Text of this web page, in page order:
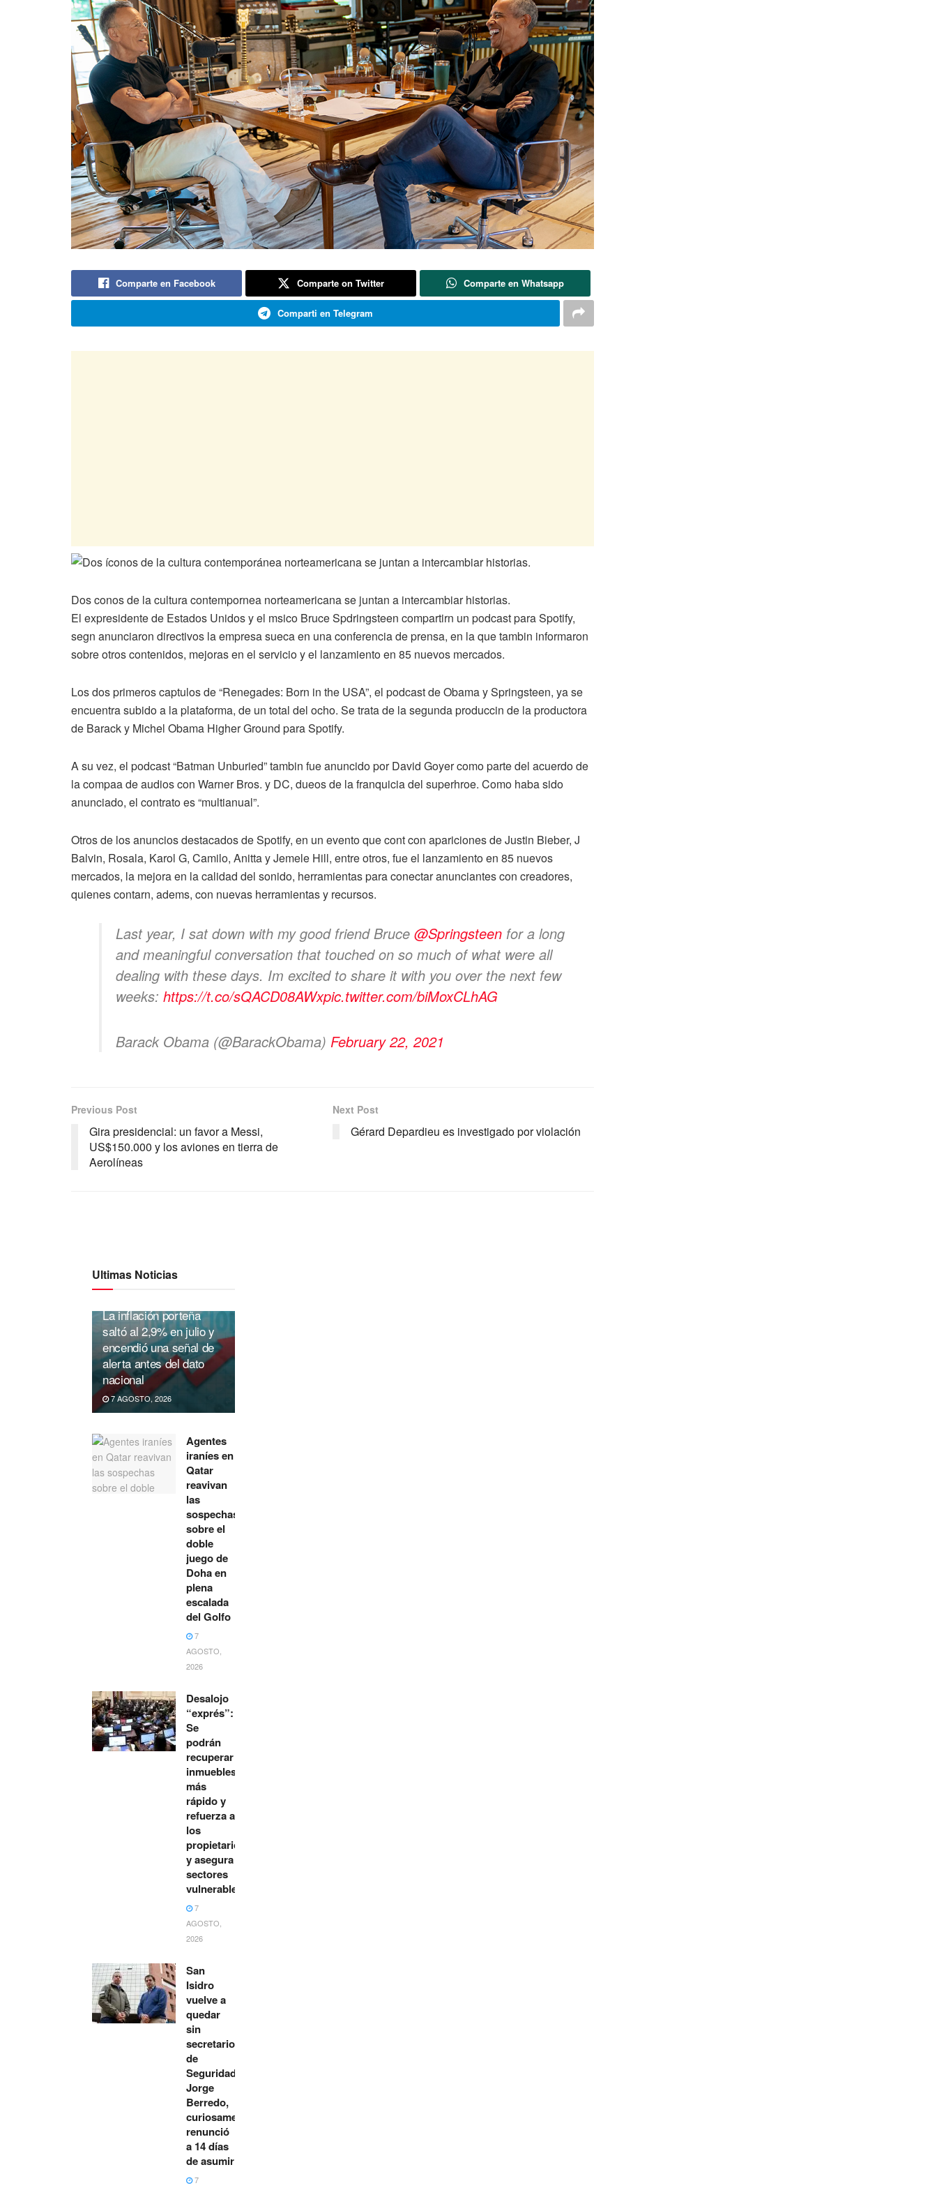
Comparte en Facebook Comparte on Twitter Comparte en Whatsapp
Comparti en Telegram
Dos conos de la cultura contempornea norteamericana se juntan a intercambiar historias.
El expresidente de Estados Unidos y el msico Bruce Spdringsteen compartirn un podcast para Spotify,
segn anunciaron directivos la empresa sueca en una conferencia de prensa, en la que tambin informaron
sobre otros contenidos, mejoras en el servicio y el lanzamiento en 85 nuevos mercados.
Los dos primeros captulos de “Renegades: Born in the USA”, el podcast de Obama y Springsteen, ya se
encuentra subido a la plataforma, de un total del ocho. Se trata de la segunda produccin de la productora
de Barack y Michel Obama Higher Ground para Spotify.
A su vez, el podcast “Batman Unburied” tambin fue anuncido por David Goyer como parte del acuerdo de
la compaa de audios con Warner Bros. y DC, dueos de la franquicia del superhroe. Como haba sido
anunciado, el contrato es “multianual”.
Otros de los anuncios destacados de Spotify, en un evento que cont con apariciones de Justin Bieber, J
Balvin, Rosala, Karol G, Camilo, Anitta y Jemele Hill, entre otros, fue el lanzamiento en 85 nuevos
mercados, la mejora en la calidad del sonido, herramientas para conectar anunciantes con creadores,
quienes contarn, adems, con nuevas herramientas y recursos.
Last year, I sat down with my good friend Bruce @Springsteen for a long
and meaningful conversation that touched on so much of what were all
dealing with these days. Im excited to share it with you over the next few
weeks: https://t.co/sQACD08AWxpic.twitter.com/biMoxCLhAG
Barack Obama (@BarackObama) February 22, 2021
Previous Post
Gira presidencial: un favor a Messi,
US$150.000 y los aviones en tierra de
Aerolíneas
Next Post
Gérard Depardieu es investigado por violación
Ultimas Noticias
La inflación porteña
saltó al 2,9% en julio y
encendió una señal de
alerta antes del dato
nacional
7 AGOSTO, 2026
Agentes
iraníes en
Qatar
reavivan
las
sospechas
sobre el
doble
juego de
Doha en
plena
escalada
del Golfo
7
AGOSTO,
2026
Desalojo
“exprés”:
Se
podrán
recuperar
inmuebles
más
rápido y
refuerza a
los
propietarios
y asegura
sectores
vulnerables
7
AGOSTO,
2026
San
Isidro
vuelve a
quedar
sin
secretario
de
Seguridad:
Jorge
Berredo,
curiosamente,
renunció
a 14 días
de asumir
7